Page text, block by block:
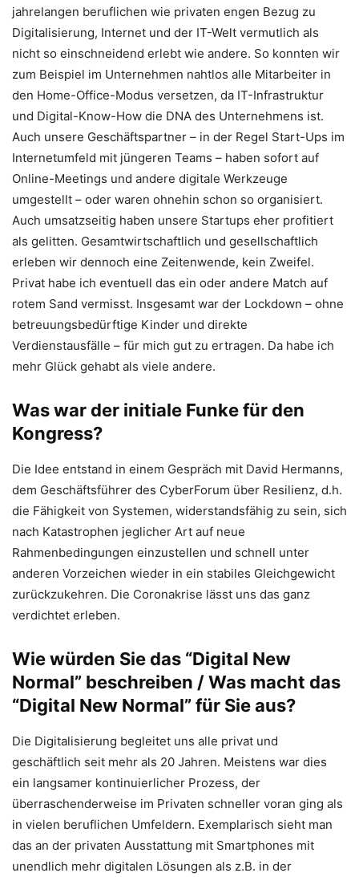
jahrelangen beruflichen wie privaten engen Bezug zu
Digitalisierung, Internet und der IT-Welt vermutlich als
nicht so einschneidend erlebt wie andere. So konnten wir
zum Beispiel im Unternehmen nahtlos alle Mitarbeiter in
den Home-Office-Modus versetzen, da IT-Infrastruktur
und Digital-Know-How die DNA des Unternehmens ist.
Auch unsere Geschäftspartner – in der Regel Start-Ups im
Internetumfeld mit jüngeren Teams – haben sofort auf
Online-Meetings und andere digitale Werkzeuge
umgestellt – oder waren ohnehin schon so organisiert.
Auch umsatzseitig haben unsere Startups eher profitiert
als gelitten. Gesamtwirtschaftlich und gesellschaftlich
erleben wir dennoch eine Zeitenwende, kein Zweifel.
Privat habe ich eventuell das ein oder andere Match auf
rotem Sand vermisst. Insgesamt war der Lockdown – ohne
betreuungsbedürftige Kinder und direkte
Verdienstausfälle – für mich gut zu ertragen. Da habe ich
mehr Glück gehabt als viele andere.
Was war der initiale Funke für den
Kongress?
Die Idee entstand in einem Gespräch mit David Hermanns,
dem Geschäftsführer des CyberForum über Resilienz, d.h.
die Fähigkeit von Systemen, widerstandsfähig zu sein, sich
nach Katastrophen jeglicher Art auf neue
Rahmenbedingungen einzustellen und schnell unter
anderen Vorzeichen wieder in ein stabiles Gleichgewicht
zurückzukehren. Die Coronakrise lässt uns das ganz
verdichtet erleben.
Wie würden Sie das “Digital New
Normal” beschreiben / Was macht das
“Digital New Normal” für Sie aus?
Die Digitalisierung begleitet uns alle privat und
geschäftlich seit mehr als 20 Jahren. Meistens war dies
ein langsamer kontinuierlicher Prozess, der
überraschenderweise im Privaten schneller voran ging als
in vielen beruflichen Umfeldern. Exemplarisch sieht man
das an der privaten Ausstattung mit Smartphones mit
unendlich mehr digitalen Lösungen als z.B. in der